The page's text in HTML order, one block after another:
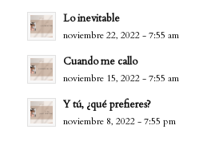
Lo inevitable
noviembre 22, 2022 - 7:55 am
Cuando me callo
noviembre 15, 2022 - 7:55 am
Y tú, ¿qué prefieres?
noviembre 8, 2022 - 7:55 pm